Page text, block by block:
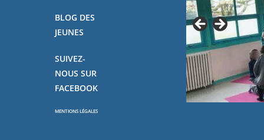
BLOG DES
JEUNES
SUIVEZ-
NOUS SUR
FACEBOOK
MENTIONS LÉGALES